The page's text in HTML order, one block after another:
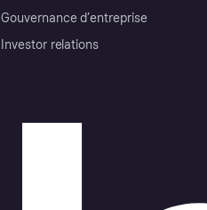
Gouvernance d’entreprise
Investor relations